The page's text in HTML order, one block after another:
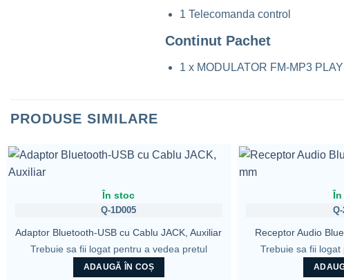
1 Telecomanda control
Continut Pachet
1 x MODULATOR FM-MP3
PRODUSE SIMILARE
În stoc
Q-1D005
Adaptor Bluetooth-USB cu Cablu JACK, Auxiliar
Trebuie sa fii logat pentru a vedea pretul
ADAUGĂ ÎN COȘ
Receptor Audio
Trebuie sa fii